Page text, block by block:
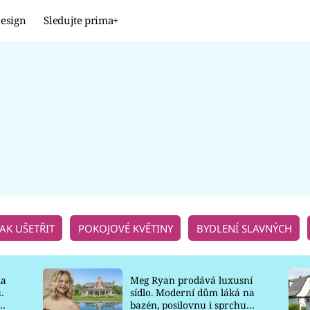
Sledujte prima+
UŠETŘIT POKOJOVÉ KVĚTINY BYDLENÍ SLAVNÝCH
Meg Ryan prodává luxusní
sídlo. Moderní dům láká na
bazén, posilovnu i sprchu